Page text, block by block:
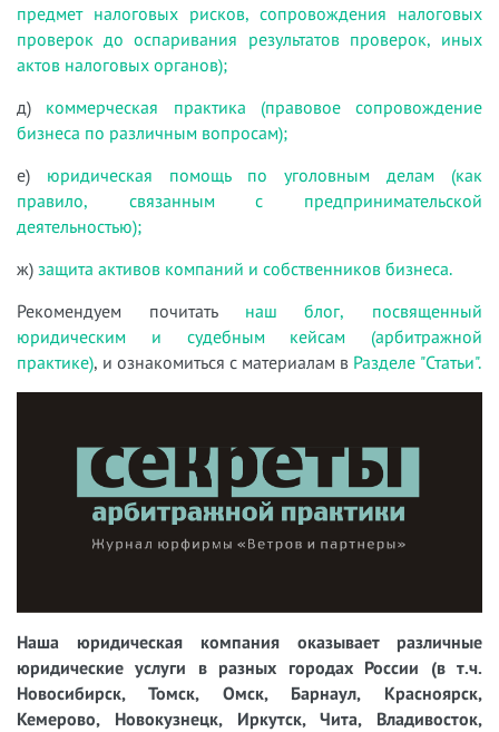
предмет налоговых рисков, сопровождения налоговых
проверок до оспаривания результатов проверок, иных
актов налоговых органов);
д) коммерческая практика (правовое сопровождение
бизнеса по различным вопросам);
е) юридическая помощь по уголовным делам (как
правило, связанным с предпринимательской
деятельностью);
ж) защита активов компаний и собственников бизнеса.
Рекомендуем почитать наш блог, посвященный
юридическим и судебным кейсам (арбитражной
практике), и ознакомиться с материалам в Разделе "Статьи".
Наша юридическая компания оказывает различные
юридические услуги в разных городах России (в т.ч.
Новосибирск, Томск, Омск, Барнаул, Красноярск,
Кемерово, Новокузнецк, Иркутск, Чита, Владивосток,